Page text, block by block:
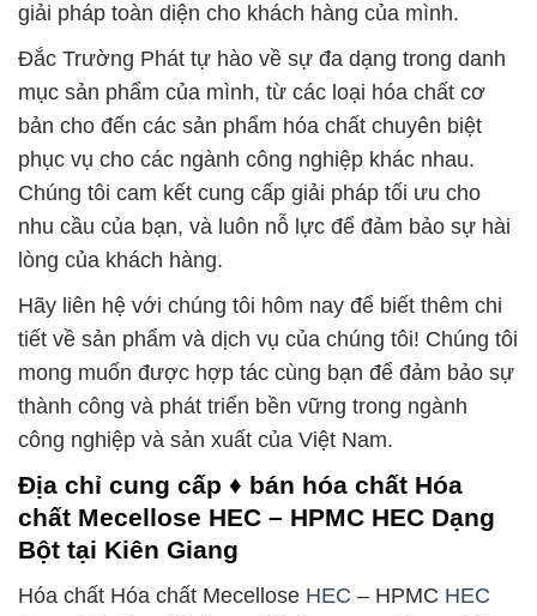
giải pháp toàn diện cho khách hàng của mình.
Đắc Trường Phát tự hào về sự đa dạng trong danh
mục sản phẩm của mình, từ các loại hóa chất cơ
bản cho đến các sản phẩm hóa chất chuyên biệt
phục vụ cho các ngành công nghiệp khác nhau.
Chúng tôi cam kết cung cấp giải pháp tối ưu cho
nhu cầu của bạn, và luôn nỗ lực để đảm bảo sự hài
lòng của khách hàng.
Hãy liên hệ với chúng tôi hôm nay để biết thêm chi
tiết về sản phẩm và dịch vụ của chúng tôi! Chúng tôi
mong muốn được hợp tác cùng bạn để đảm bảo sự
thành công và phát triển bền vững trong ngành
công nghiệp và sản xuất của Việt Nam.
Địa chỉ cung cấp ♦ bán hóa chất Hóa
chất Mecellose HEC – HPMC HEC Dạng
Bột tại Kiên Giang
Hóa chất Hóa chất Mecellose HEC – HPMC HEC